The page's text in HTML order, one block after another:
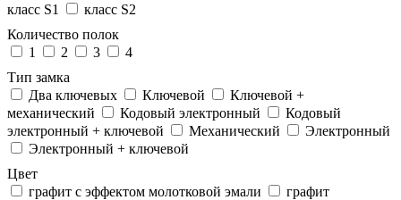
класс S1
класс S2
Количество полок
1
2 3
4
Тип замка
Два ключевых
Ключевой
Ключевой +
механический
Кодовый электронный
Кодовый
электронный + ключевой
Механический
Электронный
Электронный + ключевой
Цвет
графит с эффектом молотковой эмали
графит